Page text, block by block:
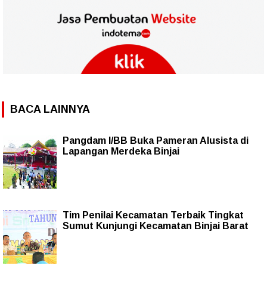
BACA LAINNYA
Pangdam I/BB Buka Pameran Alusista di
Lapangan Merdeka Binjai
Tim Penilai Kecamatan Terbaik Tingkat
Sumut Kunjungi Kecamatan Binjai Barat